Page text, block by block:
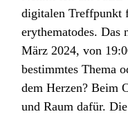
digitalen Treffpunkt
erythematodes.
März 2024, von
bestimmtes Thema
dem Herzen? Beim
und Raum dafür.